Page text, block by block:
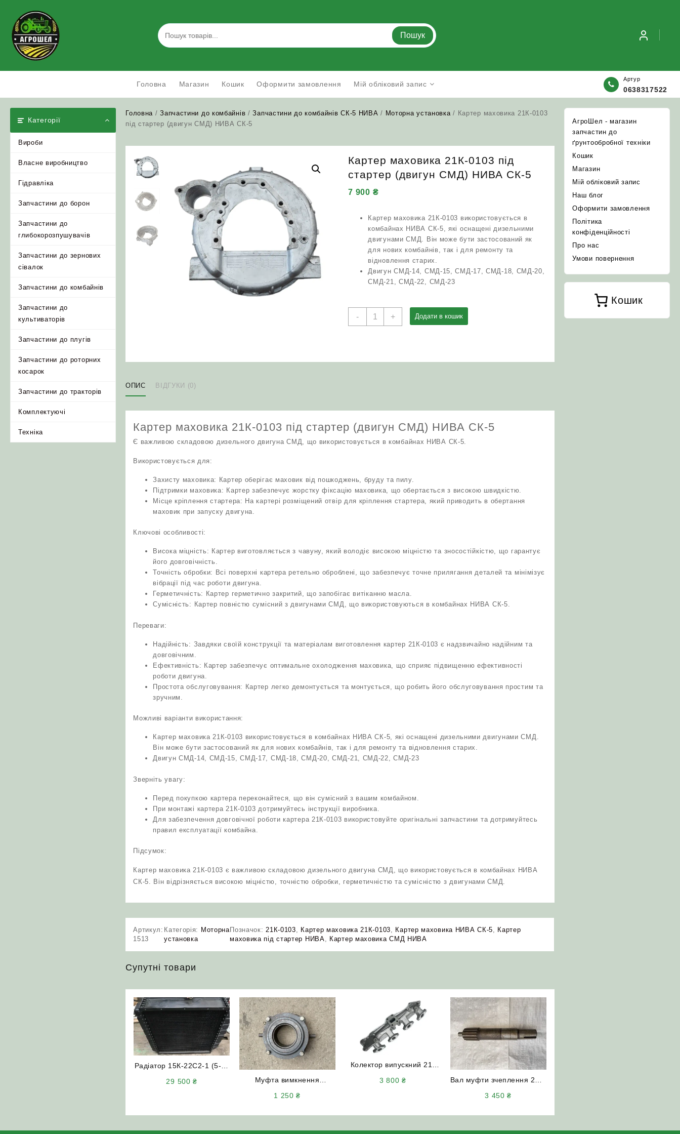
content
Пошук
Головна Магазин Кошик Оформити замовлення Мій обліковий запис
Артур
0638317522
Категорії
Вироби
Власне виробництво
Гідравліка
Запчастини до борон
Запчастини до
глибокорозпушувачів
Запчастини до зернових
сівалок
Запчастини до комбайнів
Запчастини до
культиваторів
Запчастини до плугів
Запчастини до роторних
косарок
Запчастини до тракторів
Комплектуючі
Техніка
Головна /Запчастини до комбайнів /Запчастини до комбайнів СК-5 НИВА / Моторна установка/ Картер маховика 21К-0103
під стартер (двигун СМД) НИВА СК-5
Картер маховика 21К-0103 під
стартер (двигун СМД) НИВА СК-5
7 900 ₴
Картер маховика 21К-0103 використовується в
комбайнах НИВА СК-5, які оснащені дизельними
двигунами СМД. Він може бути застосований як
для нових комбайнів, так і для ремонту та
відновлення старих.
Двигун СМД-14, СМД-15, СМД-17, СМД-18, СМД-20,
СМД-21, СМД-22, СМД-23
-
Картер
+ Додати в кошик
ОПИС ВІДГУКИ (0)
Картер маховика 21К-0103 під стартер (двигун СМД) НИВА СК-5
Є важливою складовою дизельного двигуна СМД, що використовується в комбайнах НИВА СК-5.
Використовується для:
Захисту маховика: Картер оберігає маховик від пошкоджень, бруду та пилу.
Підтримки маховика: Картер забезпечує жорстку фіксацію маховика, що обертається з високою швидкістю.
Місце кріплення стартера: На картері розміщений отвір для кріплення стартера, який приводить в обертання
маховик при запуску двигуна.
Ключові особливості:
Висока міцність: Картер виготовляється з чавуну, який володіє високою міцністю та зносостійкістю, що гарантує
його довговічність.
Точність обробки: Всі поверхні картера ретельно оброблені, що забезпечує точне прилягання деталей та мінімізує
вібрації під час роботи двигуна.
Герметичність: Картер герметично закритий, що запобігає витіканню масла.
Сумісність: Картер повністю сумісний з двигунами СМД, що використовуються в комбайнах НИВА СК-5.
Переваги:
Надійність: Завдяки своїй конструкції та матеріалам виготовлення картер 21К-0103 є надзвичайно надійним та
довговічним.
Ефективність: Картер забезпечує оптимальне охолодження маховика, що сприяє підвищенню ефективності
роботи двигуна.
Простота обслуговування: Картер легко демонтується та монтується, що робить його обслуговування простим та
зручним.
Можливі варіанти використання:
Картер маховика 21К-0103 використовується в комбайнах НИВА СК-5, які оснащені дизельними двигунами СМД.
Він може бути застосований як для нових комбайнів, так і для ремонту та відновлення старих.
Двигун СМД-14, СМД-15, СМД-17, СМД-18, СМД-20, СМД-21, СМД-22, СМД-23
Зверніть увагу:
Перед покупкою картера переконайтеся, що він сумісний з вашим комбайном.
При монтажі картера 21К-0103 дотримуйтесь інструкції виробника.
Для забезпечення довговічної роботи картера 21К-0103 використовуйте оригінальні запчастини та дотримуйтесь
правил експлуатації комбайна.
Підсумок:
Картер маховика 21К-0103 є важливою складовою дизельного двигуна СМД, що використовується в комбайнах НИВА
СК-5. Він відрізняється високою міцністю, точністю обробки, герметичністю та сумісністю з двигунами СМД.
Артикул:
1513
Категорія: Моторна
установка
Позначок:21К-0103, Картер маховика 21К-0103, Картер маховика НИВА СК-5, Картер
маховика під стартер НИВА, Картер маховика СМД НИВА
Супутні товари
Радіатор 15К-22С2-1 (5-ти
29 500₴
Муфта вимкнення
(вижимний підшипник)
1 250₴
Колектор випускний 21-
3 800 ₴
Вал муфти зчеплення 260-
СК-5М НИВА Ефект
3 450₴
АгроШел - магазин
запчастин до
ґрунтообробної техніки
Кошик
Магазин
Мій обліковий запис
Наш блог
Оформити замовлення
Політика
конфіденційності
Про нас
Умови повернення
Кошик